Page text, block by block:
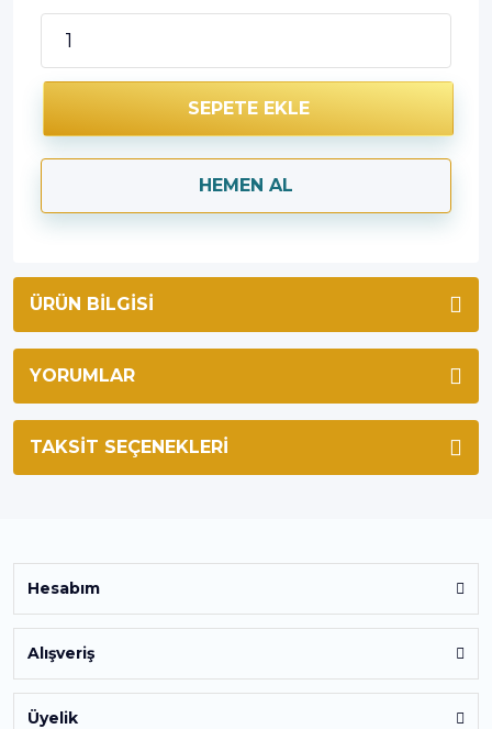
SEPETE EKLE
HEMEN AL
ÜRÜN BILGISI
YORUMLAR
TAKSIT SEÇENEKLERI
Hesabım
Alışveriş
Üyelik